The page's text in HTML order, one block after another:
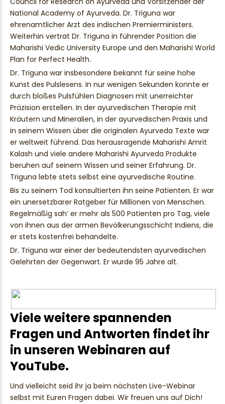
National Academy of Ayurveda. Dr. Triguna war
ehrenamtlicher Arzt des indischen Premierministers.
Weiterhin vertrat Dr. Triguna in führender Position die
Maharishi Vedic University Europe und den Maharishi World
Plan for Perfect Health.
Dr. Triguna war insbesondere bekannt für seine hohe
Kunst des Pulslesens. In nur wenigen Sekunden konnte er
durch bloßes Pulsfühlen Diagnosen mit unerreichter
Präzision erstellen. In der ayurvedischen Therapie mit
Kräutern und Mineralien, in der ayurvedischen Praxis und
in seinem Wissen über die originalen Ayurveda Texte war
er weltweit führend. Das herausragende Maharishi Amrit
Kalash und viele andere Maharishi Ayurveda Produkte
beruhen auf seinem Wissen und seiner Erfahrung. Dr.
Triguna lebte stets selbst eine ayurvedische Routine.
Bis zu seinem Tod konsultierten ihn seine Patienten. Er war
ein unersetzbarer Ratgeber für Millionen von Menschen.
Regelmäßig sah’ er mehr als 500 Patienten pro Tag, viele
von ihnen aus der armen Bevölkerungsschicht Indiens, die
er stets kostenfrei behandelte.
Dr. Triguna war einer der bedeutendsten ayurvedischen
Gelehrten der Gegenwart. Er wurde 95 Jahre alt.
Viele weitere spannenden
Fragen und Antworten findet ihr
in unseren Webinaren auf
YouTube.
Und vielleicht seid ihr ja beim nächsten Live-Webinar
selbst mit Euren Fragen dabei. Wir freuen uns auf Dich!